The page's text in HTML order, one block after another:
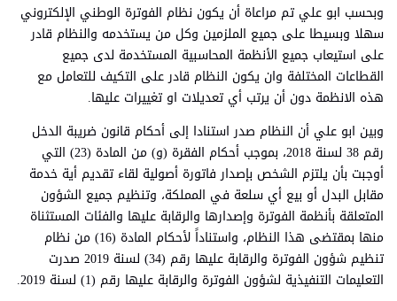
وبحسب ابو علي تم مراعاة أن يكون نظام الفوترة الوطني الإلكتروني
سهلا وبسيطا على جميع الملزمين وكل من يستخدمه والنظام قادر
على استيعاب جميع الأنظمة المحاسبية المستخدمة لدى جميع
القطاعات المختلفة وان يكون النظام قادر على التكيف للتعامل مع
هذه الانظمة دون أن يرتب أي تعديلات او تغييرات عليها.
وبين ابو علي أن النظام صدر استنادا إلى أحكام قانون ضريبة الدخل
رقم 38 لسنة 2018، بموجب أحكام الفقرة (و) من المادة (23) التي
أوجبت بأن يلتزم الشخص بإصدار فاتورة أصولية لقاء تقديم أية خدمة
مقابل البدل أو بيع أي سلعة في المملكة، وتنظيم جميع الشؤون
المتعلقة بأنظمة الفوترة وإصدارها والرقابة عليها والفئات المستثناة
منها بمقتضى هذا النظام، واستناداً لأحكام المادة (16) من نظام
تنظيم شؤون الفوترة والرقابة عليها رقم (34) لسنة 2019 صدرت
التعليمات التنفيذية لشؤون الفوترة والرقابة عليها رقم (1) لسنة 2019.